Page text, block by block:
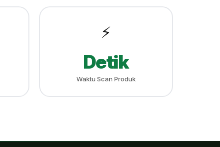
⚡
Detik
Waktu Scan Produk